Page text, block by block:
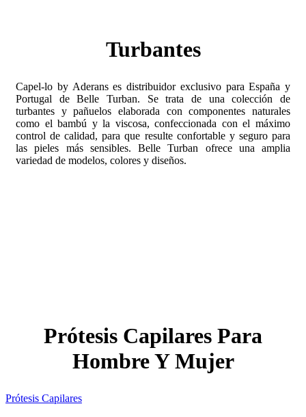
Turbantes
Capel-lo by Aderans es distribuidor exclusivo para España y
Portugal de Belle Turban. Se trata de una colección de
turbantes y pañuelos elaborada con componentes naturales
como el bambú y la viscosa, confeccionada con el máximo
control de calidad, para que resulte confortable y seguro para
las pieles más sensibles. Belle Turban ofrece una amplia
variedad de modelos, colores y diseños.
Prótesis Capilares Para
Hombre Y Mujer
Prótesis Capilares